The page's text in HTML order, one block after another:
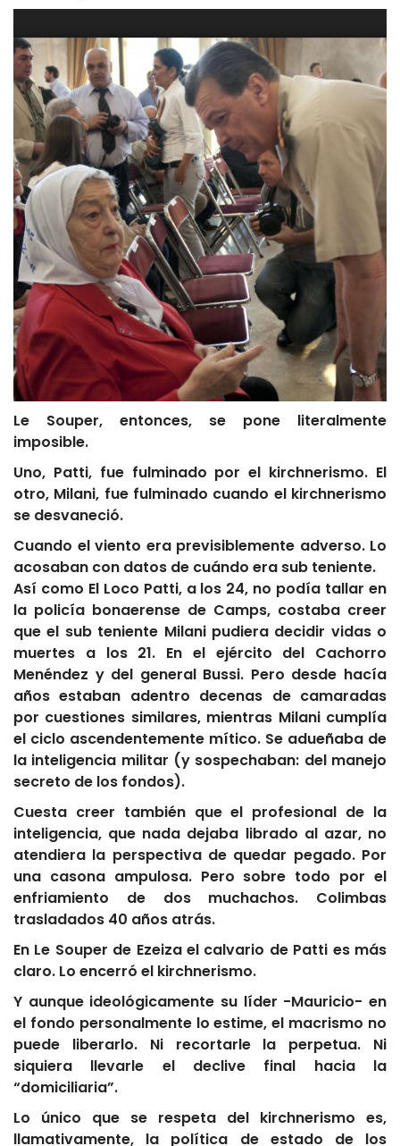
Le Souper, entonces, se pone literalmente
imposible.
Uno, Patti, fue fulminado por el kirchnerismo. El
otro, Milani, fue fulminado cuando el kirchnerismo
se desvaneció.
Cuando el viento era previsiblemente adverso. Lo
acosaban con datos de cuándo era sub teniente.
Así como El Loco Patti, a los 24, no podía tallar en
la policía bonaerense de Camps, costaba creer
que el sub teniente Milani pudiera decidir vidas o
muertes a los 21. En el ejército del Cachorro
Menéndez y del general Bussi. Pero desde hacía
años estaban adentro decenas de camaradas
por cuestiones similares, mientras Milani cumplía
el ciclo ascendentemente mítico. Se adueñaba de
la inteligencia militar (y sospechaban: del manejo
secreto de los fondos).
Cuesta creer también que el profesional de la
inteligencia, que nada dejaba librado al azar, no
atendiera la perspectiva de quedar pegado. Por
una casona ampulosa. Pero sobre todo por el
enfriamiento de dos muchachos. Colimbas
trasladados 40 años atrás.
En Le Souper de Ezeiza el calvario de Patti es más
claro. Lo encerró el kirchnerismo.
Y aunque ideológicamente su líder -Mauricio- en
el fondo personalmente lo estime, el macrismo no
puede liberarlo. Ni recortarle la perpetua. Ni
siquiera llevarle el declive final hacia la
“domiciliaria”.
Lo único que se respeta del kirchnerismo es,
llamativamente, la política de estado de los